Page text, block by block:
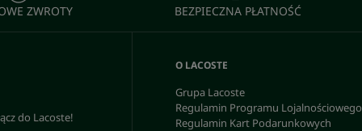
ZWROTY BEZPIECZNA PŁATNOŚĆ
do Lacoste!
O LACOSTE
Grupa Lacoste
Regulamin Programu Lojalnościowego
Regulamin Kart Podarunkowych